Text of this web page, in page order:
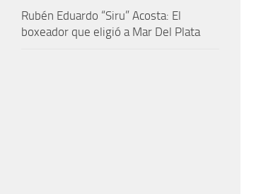
Rubén Eduardo “Siru” Acosta: El
boxeador que eligió a Mar Del Plata